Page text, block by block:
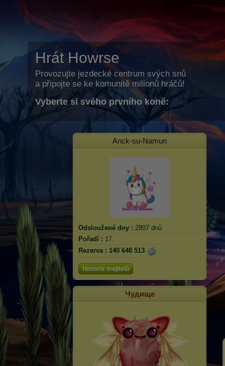
Hrát Howrse
Provozujte jezdecké centrum svých snů
a připojte se ke komunitě milionů hráčů!
Vyberte si svého prvního koně:
Anck-su-Namun
Odsloužené dny : 2807 dnů
Pořadí : 17.
Rezerva : 140 648 513
Historie majitelů
Чудище